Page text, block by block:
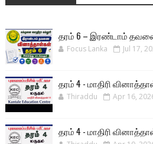
தரம் 6 – இரண்டாம்
Focus Lanka Jul 17,
தரம் 4 - மாதிரி
Thiraddu Apr 16,
தரம் 4 - மாதிரி